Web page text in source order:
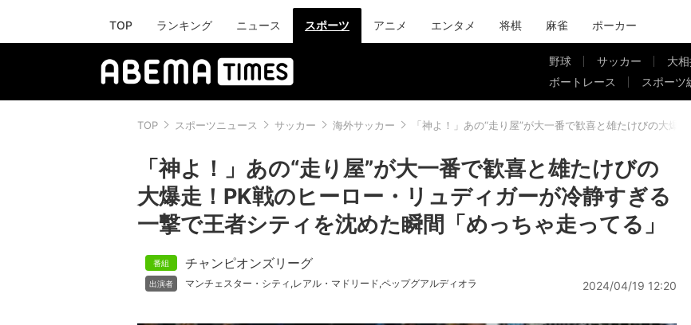
TOP ランキング ニュース スポーツ アニメ エンタメ 将棋 麻雀 ポーカー
野球 サッカー 大
ボートレース
スポーツ
TOP スポーツニュース サッカー 海外サッカー 「神よ！」あの“走り屋”が大一番で歓喜と雄たけびの大
「神よ！」あの“走り屋”が大一番で歓喜と雄たけびの
大爆走！PK戦のヒーロー・リュディガーが冷静すぎる
一撃で王者シティを沈めた瞬間「めっちゃ走ってる」
チャンピオンズリーグ
マンチェスター・シティ ,レアル・マドリード,ペップグアルディオラ 2024/04/19 12:20